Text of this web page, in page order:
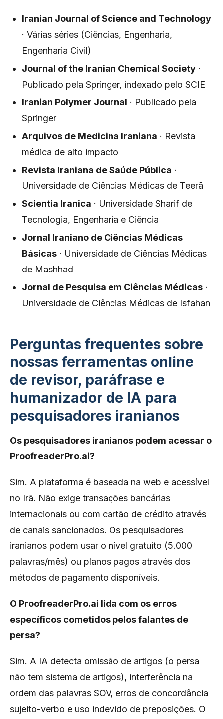
Iranian Journal of Science and Technology
· Várias séries (Ciências, Engenharia,
Engenharia Civil)
Journal of the Iranian Chemical Society ·
Publicado pela Springer, indexado pelo SCIE
Iranian Polymer Journal · Publicado pela
Springer
Arquivos de Medicina Iraniana · Revista
médica de alto impacto
Revista Iraniana de Saúde Pública ·
Universidade de Ciências Médicas de Teerã
Scientia Iranica · Universidade Sharif de
Tecnologia, Engenharia e Ciência
Jornal Iraniano de Ciências Médicas
Básicas · Universidade de Ciências Médicas
de Mashhad
Jornal de Pesquisa em Ciências Médicas ·
Universidade de Ciências Médicas de Isfahan
Perguntas frequentes sobre
nossas ferramentas online
de revisor, paráfrase e
humanizador de IA para
pesquisadores iranianos
Os pesquisadores iranianos podem acessar o
ProofreaderPro.ai?
Sim. A plataforma é baseada na web e acessível
no Irã. Não exige transações bancárias
internacionais ou com cartão de crédito através
de canais sancionados. Os pesquisadores
iranianos podem usar o nível gratuito (5.000
palavras/mês) ou planos pagos através dos
métodos de pagamento disponíveis.
O ProofreaderPro.ai lida com os erros
específicos cometidos pelos falantes de
persa?
Sim. A IA detecta omissão de artigos (o persa
não tem sistema de artigos), interferência na
ordem das palavras SOV, erros de concordância
sujeito-verbo e uso indevido de preposições. O